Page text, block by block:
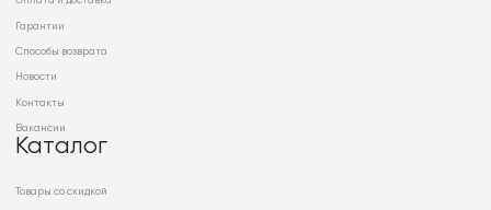
Гарантии
Способы возврата
Новости
Контакты
Вакансии
Каталог
Товары со скидкой